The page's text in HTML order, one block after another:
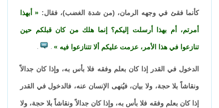
كأنما فقئ في وجهه الرمان، (من شدة الغضب)، فقال: أبهذا
أمرتم، أم بهذا أرسلت إليكم؟ إنما هلك من كان قبلكم حين
تنازعوا في هذا الأمر، عزمت عليكم ألا تتنازعوا فيه
الدخول في القدر إذا كان بعلم وفقه فلا بأس به، وإذا كان جدالاً
ونقاشاً بلا حجة، ولا بيان، فيُنهى الإنسان عنه، فالدخول في القدر
إذا كان بعلم وفقه فلا بأس به، وإذا كان جدالاً ونقاشاً بلا حجة، ولا